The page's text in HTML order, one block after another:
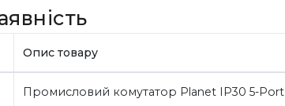
Опис товару
Промисловий комутатор Planet IP30 5-Port